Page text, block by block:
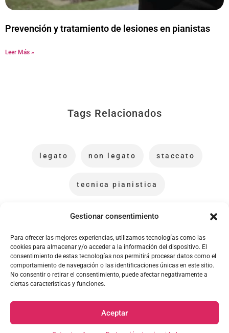
Gestionar consentimiento
Para ofrecer las mejores experiencias, utilizamos tecnologías como las
cookies para almacenar y/o acceder a la información del dispositivo. El
consentimiento de estas tecnologías nos permitirá procesar datos como el
comportamiento de navegación o las identificaciones únicas en este sitio.
No consentir o retirar el consentimiento, puede afectar negativamente a
ciertas características y funciones.
Aceptar
Prevención y tratamiento de lesiones en pianistas
Leer Más »
Tags Relacionados
legato non legato staccato
tecnica pianistica
PIANO EN CASA, S.A. © Copyright 2026